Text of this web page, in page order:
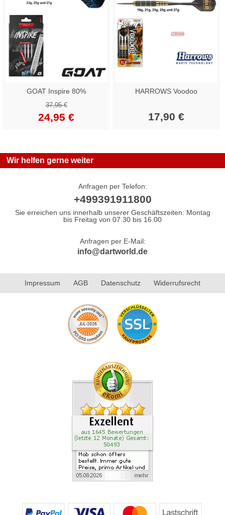
GOAT Inspire 80%
37,95 €
24,95 €
HARROWS Voodoo
17,90 €
Wir helfen gerne weiter
Anfragen per Telefon:
+499391911800
Sie erreichen uns innerhalb unserer Geschäftszeiten: Montag
bis Freitag von 07.30 bis 16.00
Anfragen per E-Mail:
info@dartworld.de
Impressum AGB Datenschutz Widerrufsrecht